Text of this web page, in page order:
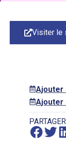
Visiter le
Ajouter
Ajouter